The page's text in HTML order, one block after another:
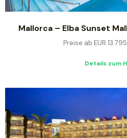
Mallorca – Elba Sunset
Preise ab EUR
Details zum